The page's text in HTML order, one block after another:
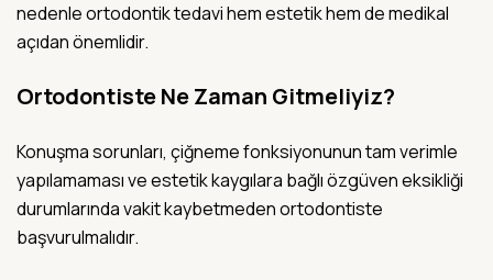
nedenle ortodontik tedavi hem estetik hem de medikal
açıdan önemlidir.
Ortodontiste Ne Zaman Gitmeliyiz?
Konuşma sorunları, çiğneme fonksiyonunun tam verimle
yapılamaması ve estetik kaygılara bağlı özgüven eksikliği
durumlarında vakit kaybetmeden ortodontiste
başvurulmalıdır.